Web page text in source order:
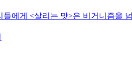
에게 <살리는 맛>은 비거니즘을